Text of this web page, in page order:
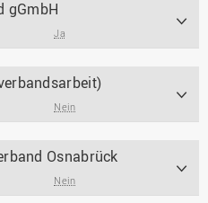
gGmbH
Ja
Nein
Osnabrück
Nein